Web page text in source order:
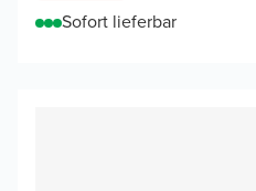
Sofort lieferbar